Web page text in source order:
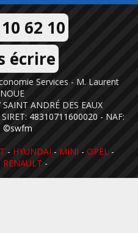
62 10
écrire
Services - M. Laurent
ANDRÉ DES EAUX
48310711600020 - NAF:
©swfm
- HYUNDAI - MINI - OPEL -
RENAULT -